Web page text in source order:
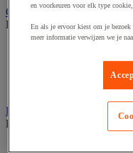
Gereedschap opbergen
Bekijk de hele productgroep
Gereedschapskist en
Gereedschapskoffer
Verrijdbare werktafel
Handgereedschap
Bekijk de hele productgroep
en voorkeuren voor elk type
En als je ervoor kiest om je
meer informatie verwijzen we je